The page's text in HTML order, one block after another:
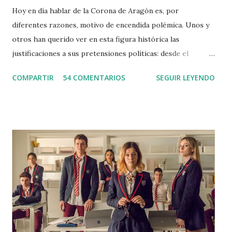
Hoy en día hablar de la Corona de Aragón es, por
diferentes razones, motivo de encendida polémica. Unos y
otros han querido ver en esta figura histórica las
justificaciones a sus pretensiones políticas: desde el
centralista, pasando por movimientos igualmente
blaverismo valenciano o el de algunas plataformas
aragonesas como No hablamos catalán/No charrem català .
Así pues, cualquier aspecto relacionado con dicha unión
dinástica, como puedan ser la denominación de la misma, su
organización territorial o el idioma que hablaban sus
habitantes, puede resultar en la actualidad motivo de
afrenta, incluso entre los más doctos en la materia. La
COMPARTIR 54 COMENTARIOS SEGUIR LEYENDO